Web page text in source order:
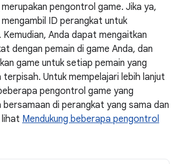
pengontrol game. Jika ya,
ID perangkat untuk
Anda dapat mengaitkan
dengan pemain di game Anda, dan
game untuk setiap pemain yang
Untuk mempelajari lebih lanjut
pengontrol game yang
di perangkat yang sama dan
lihat Mendukung beberapa pengontrol